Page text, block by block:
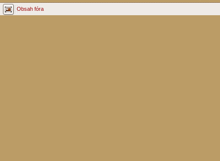
Obsah fóra